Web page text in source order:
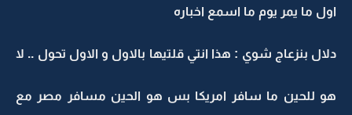
اول ما يمر يوم ما اسمع اخباره
دلال بنزعاج شوي : هذا انتي قلتيها بالاول و الاول تحول .. لا
هو للحين ما سافر امريكا بس هو الحين مسافر مصر مع